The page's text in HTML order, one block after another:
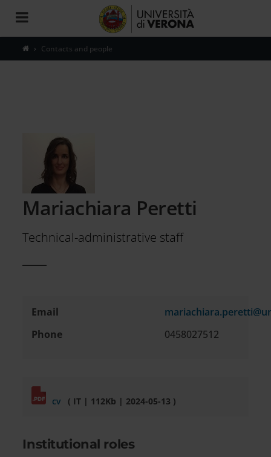
Toggle
navigation
Contacts and people
Mariachiara Peretti
Technical-administrative staff
Contact
information
Email
Phone
0458027512
cv ( IT | 112Kb | 2024-05-13 )
Institutional roles